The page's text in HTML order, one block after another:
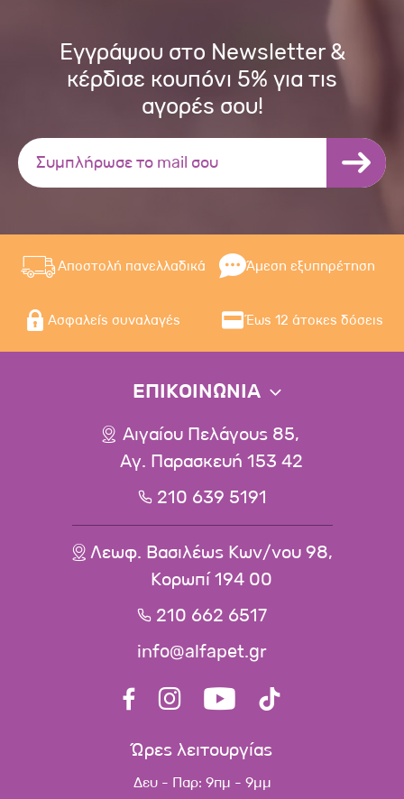
Εγγράψου στο Newsletter &
κέρδισε κουπόνι 5% για τις
αγορές σου!
Αποστολή πανελλαδικά Άμεση εξυπηρέτηση
Ασφαλείς συναλαγές Έως 12 άτοκες δόσεις
ΕΠΙΚΟΙΝΩΝΙΑ
Αιγαίου Πελάγους 85,
Αγ. Παρασκευή 153 42
210 639 5191
Λεωφ. Βασιλέως Κων/νου 98,
Κορωπί 194 00
210 662 6517
info@alfapet.gr
Ώρες λειτουργίας
Δευ - Παρ: 9πμ - 9μμ